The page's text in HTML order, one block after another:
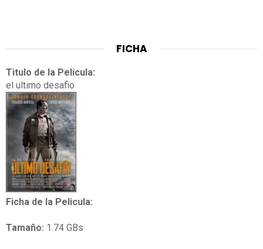
FICHA
Titulo de la Pelicula:
el ultimo desafio
Ficha de la Pelicula:
Tamaño: 1.74 GBs